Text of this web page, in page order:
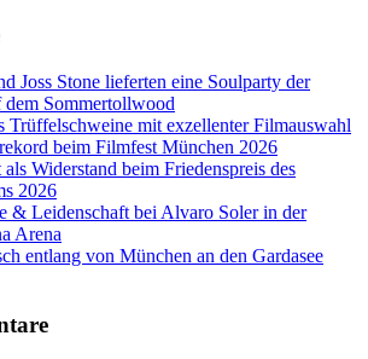
Joss Stone lieferten eine Soulparty der
dem Sommertollwood
Trüffelschweine mit exzellenter Filmauswahl
beim Filmfest München 2026
Widerstand beim Friedenspreis des
2026
& Leidenschaft bei Alvaro Soler in der
Arena
entlang von München an den Gardasee